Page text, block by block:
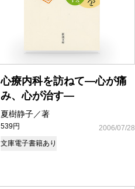
心療内科を訪ねて―心が痛
み、心が治す―
夏樹静子／著
539円
2006/07/28
文庫電子書籍あり